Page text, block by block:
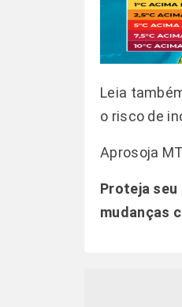
Leia
o risco de
Aprosoja
Proteja
mudanças